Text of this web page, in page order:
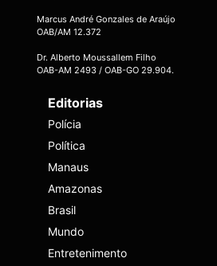
Marcus André Gonzales de Araújo
OAB/AM 12.372
Dr. Alberto Moussallem Filho
OAB-AM 2493 / OAB-GO 29.904.
Editorias
Polícia
Política
Manaus
Amazonas
Brasil
Mundo
Entretenimento